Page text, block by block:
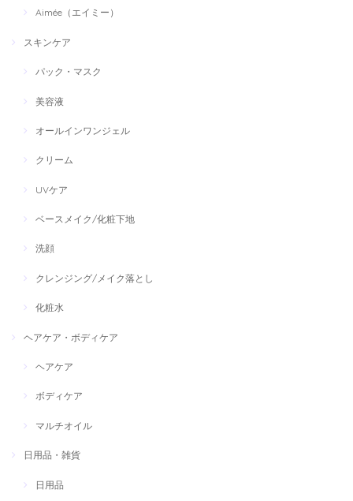
Aimée（エイミー）
スキンケア
パック・マスク
美容液
オールインワンジェル
クリーム
UVケア
ベースメイク/化粧下地
洗顔
クレンジング/メイク落とし
化粧水
ヘアケア・ボディケア
ヘアケア
ボディケア
マルチオイル
日用品・雑貨
日用品